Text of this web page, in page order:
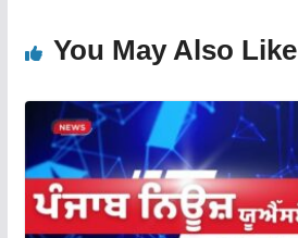
You May Also Like